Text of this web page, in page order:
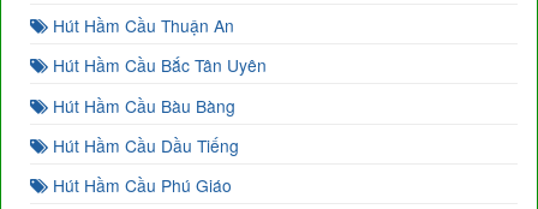
Hút Hầm Cầu Thuận An
Hút Hầm Cầu Bắc Tân Uyên
Hút Hầm Cầu Bàu Bàng
Hút Hầm Cầu Dầu Tiếng
Hút Hầm Cầu Phú Giáo